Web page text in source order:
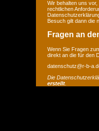
Wir behalten uns
rechtlichen
Besuch gilt dann die
Fragen an
Wenn Sie Fragen
direkt an die für den
datenschutz@r-b-
Die
erstellt